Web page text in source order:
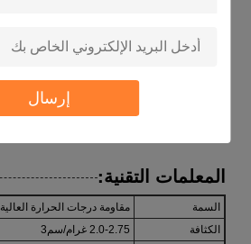
إرسال
الاستقرار: مرتفع
ميزة: مقاومة درجات الحرارة العالية
المعلمات التقنية:
السمة
مقاومة درجات الحرارة العالية
الكثافة
2.0-2.75 غرام/سم3